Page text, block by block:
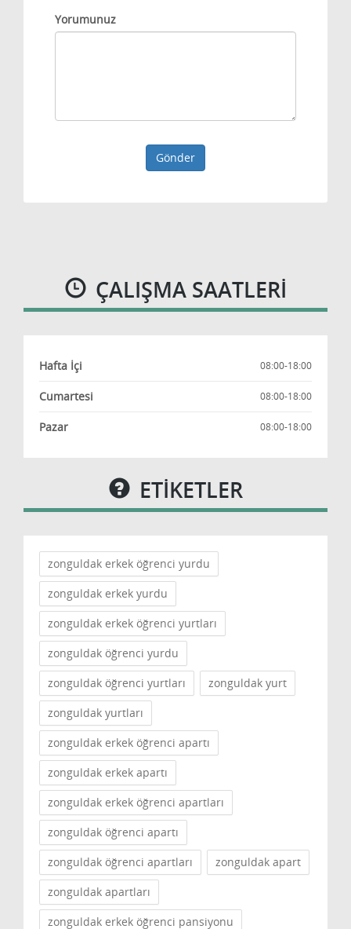
Yorumunuz
Gönder
ÇALIŞMA SAATLERI
Hafta İçi 08:00-18:00
Cumartesi 08:00-18:00
Pazar 08:00-18:00
ETİKETLER
zonguldak erkek öğrenci yurdu
zonguldak erkek yurdu
zonguldak erkek öğrenci yurtları
zonguldak öğrenci yurdu
zonguldak öğrenci yurtları
zonguldak yurt
zonguldak yurtları
zonguldak erkek öğrenci apartı
zonguldak erkek apartı
zonguldak erkek öğrenci apartları
zonguldak öğrenci apartı
zonguldak öğrenci apartları
zonguldak apart
zonguldak apartları
zonguldak erkek öğrenci pansiyonu